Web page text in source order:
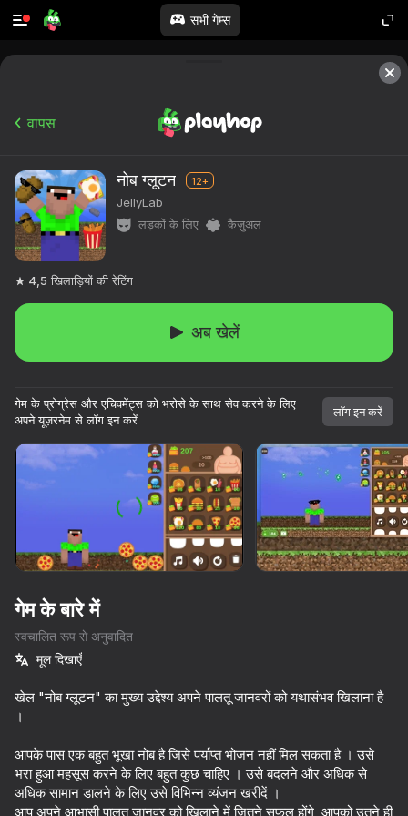
सभी गेम्स
डिवाइस घुमाएँ
यह गेम केवल लैंडस्केप
ओरिएंटेशन का समर्थन करता है
99 Nights in the Forest with Noob and Pro!
65
Cubecraft Sandbox: Ragdoll Playground
66
58
वापस
नोब ग्लूटन 12+
JellyLab
लड़कों के लिए
कैज़ुअल
4,5 खिलाड़ियों की रेटिंग
अब खेलें
गेम के प्रोग्रेस और एचिवमेंट्स को भरोसे के साथ सेव करने के लिए
अपने यूज़रनेम से लॉग इन करें
लॉग इन करें
गेम के बारे में
स्वचालित रूप से अनुवादित
मूल दिखाएँ
खेल "नोब ग्लूटन" का मुख्य उद्देश्य अपने पालतू जानवरों को यथासंभव खिलाना है
।
आपके पास एक बहुत भूखा नोब है जिसे पर्याप्त भोजन नहीं मिल सकता है । उसे
भरा हुआ महसूस करने के लिए बहुत कुछ चाहिए । उसे बदलने और अधिक से
अधिक सामान डालने के लिए उसे विभिन्न व्यंजन खरीदें ।
आप अपने आभासी पालतू जानवर को खिलाने में जितने सफल होंगे, आपको उतने ही